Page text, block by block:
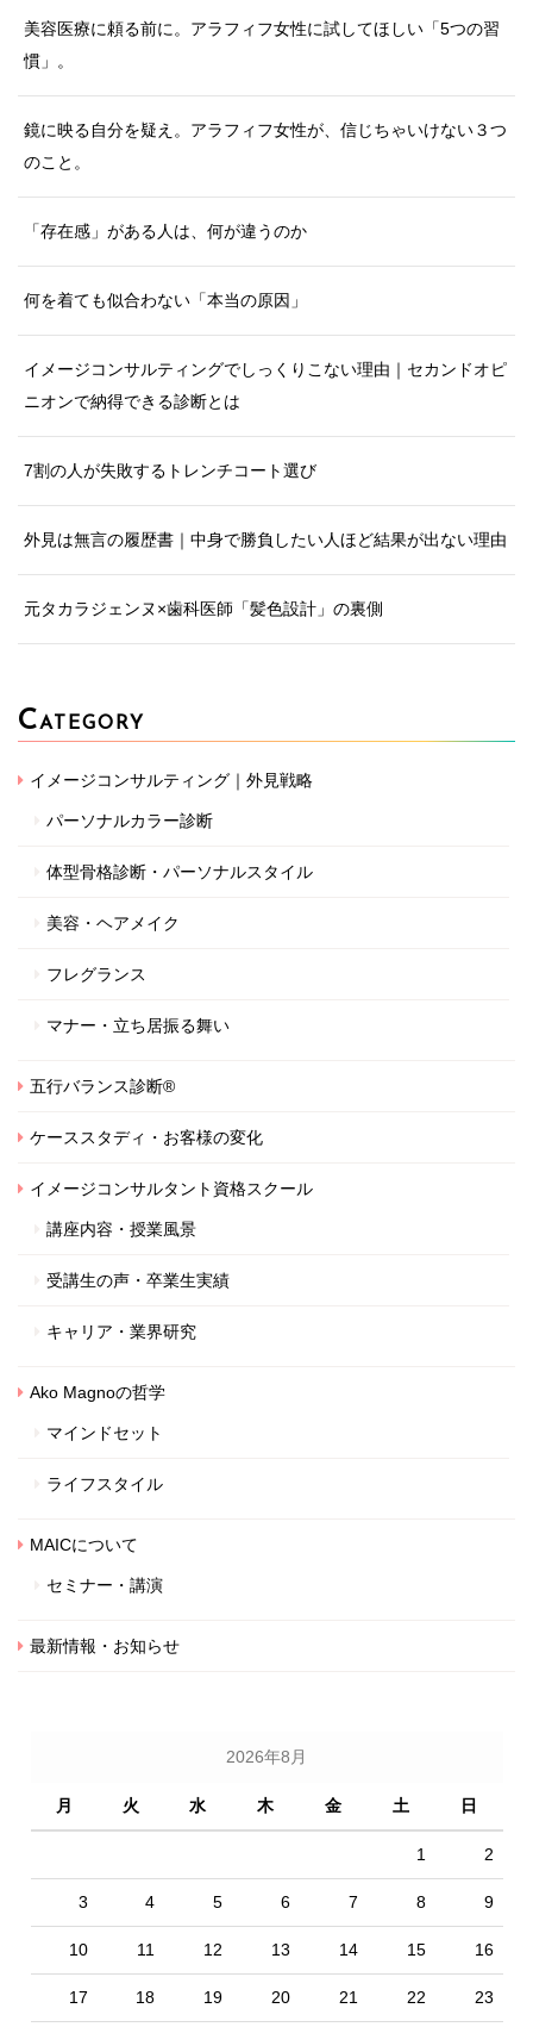
美容医療に頼る前に。アラフィフ女性に試してほしい「5つの習
慣」。
鏡に映る自分を疑え。アラフィフ女性が、信じちゃいけない３つ
のこと。
「存在感」がある人は、何が違うのか
何を着ても似合わない「本当の原因」
イメージコンサルティングでしっくりこない理由｜セカンドオピ
ニオンで納得できる診断とは
7割の人が失敗するトレンチコート選び
外見は無言の履歴書｜中身で勝負したい人ほど結果が出ない理由
元タカラジェンヌ×歯科医師「髪色設計」の裏側
CATEGORY
イメージコンサルティング｜外見戦略
パーソナルカラー診断
体型骨格診断・パーソナルスタイル
美容・ヘアメイク
フレグランス
マナー・立ち居振る舞い
五行バランス診断®
ケーススタディ・お客様の変化
イメージコンサルタント資格スクール
講座内容・授業風景
受講生の声・卒業生実績
キャリア・業界研究
Ako Magnoの哲学
マインドセット
ライフスタイル
MAICについて
セミナー・講演
最新情報・お知らせ
2026年8月
月 火 水 木 金 土 日
1 2
3 4 5 6 7 8 9
10 11 12 13 14 15 16
17 18 19 20 21 22 23